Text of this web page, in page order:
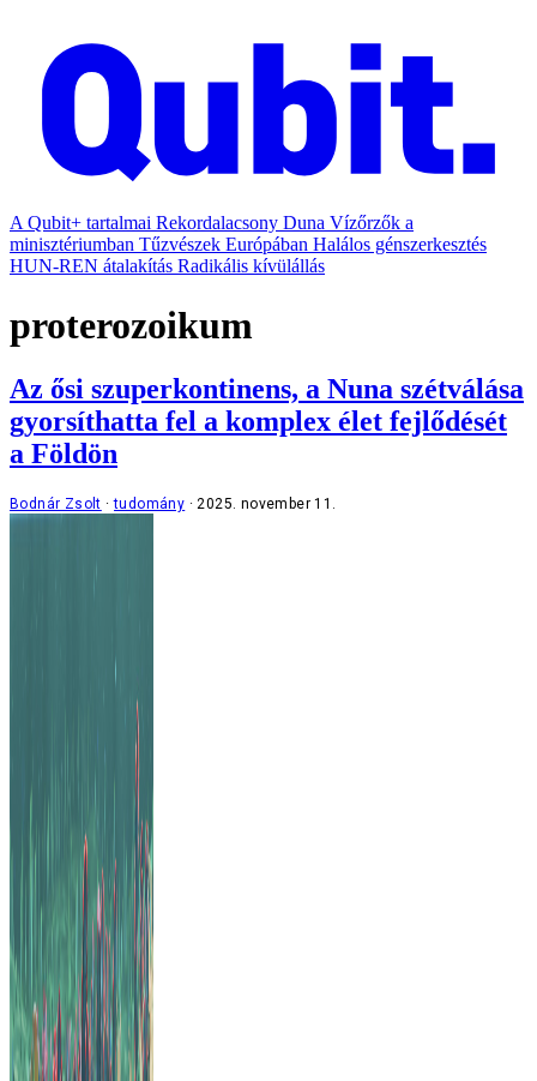
A Qubit+ tartalmai Rekordalacsony Duna Vízőrzők a
minisztériumban Tűzvészek Európában Halálos génszerkesztés
HUN-REN átalakítás Radikális kívülállás
proterozoikum
Az ősi szuperkontinens, a Nuna szétválása
gyorsíthatta fel a komplex élet fejlődését
a Földön
Bodnár Zsolt tudomány 2025. november 11.